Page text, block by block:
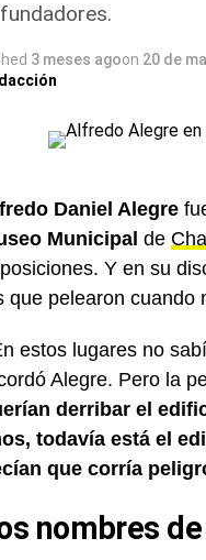
3 meses agoon 20 de
Daniel Alegre
Municipal de
Y en su
que pelearon
estos lugares no
Alegre. Pero la
derribar el
todavía está el
que corría
nombres